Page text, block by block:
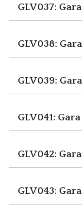
GLV037:
GLV038:
GLV039:
GLV041:
GLV042:
GLV043: